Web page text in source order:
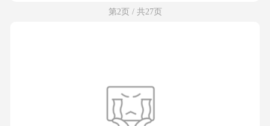
第2页 / 共27页